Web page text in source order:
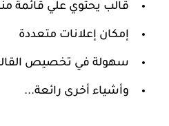
قالب يحتوي علي قائمة
إمكان إعلانات متعددة
سهولة في تخصيص
وأشياء أخرى رائعة...